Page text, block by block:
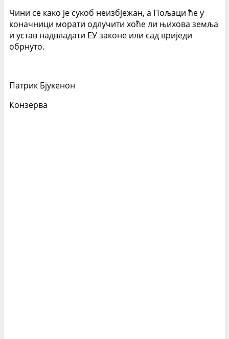
Чини се како је сукоб неизбјежан, а Пољаци ће у
коначници морати одлучити хоће ли њихова земља
и устав надвладати ЕУ законе или сад вриједи
обрнуто.
Патрик Бјукенон
Конзерва